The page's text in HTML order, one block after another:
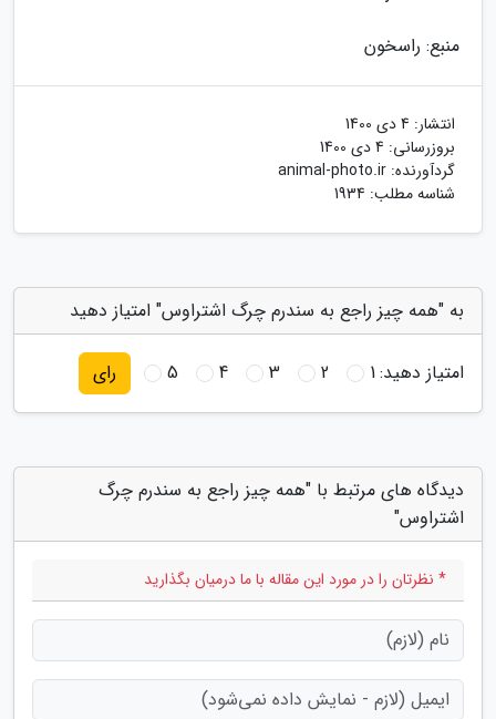
منبع: راسخون
انتشار: 4 دی 1400
بروزرسانی: 4 دی 1400
گردآورنده: animal-photo.ir
شناسه مطلب: 1934
به "همه چیز راجع به سندرم چرگ اشتراوس" امتیاز دهید
امتیاز دهید:1
2
3
4
5 رای
دیدگاه های مرتبط با "همه چیز راجع به سندرم چرگ
اشتراوس"
* نظرتان را در مورد این مقاله با ما درمیان بگذارید